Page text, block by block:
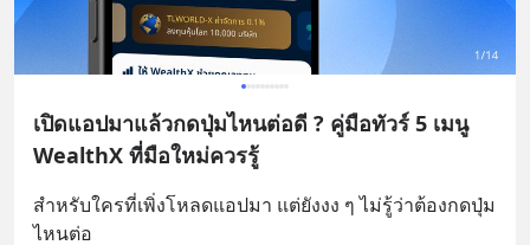
เปิดแอปมาแล้วกดปุ่มไหนต่อดี ? คู่มือทัวร์ 5 เมนู
WealthX ที่มือใหม่ควรรู้
สำหรับใครที่เพิ่งโหลดแอปมา แต่ยังงง ๆ ไม่รู้ว่าต้องกดปุ่ม
ไหนต่อ